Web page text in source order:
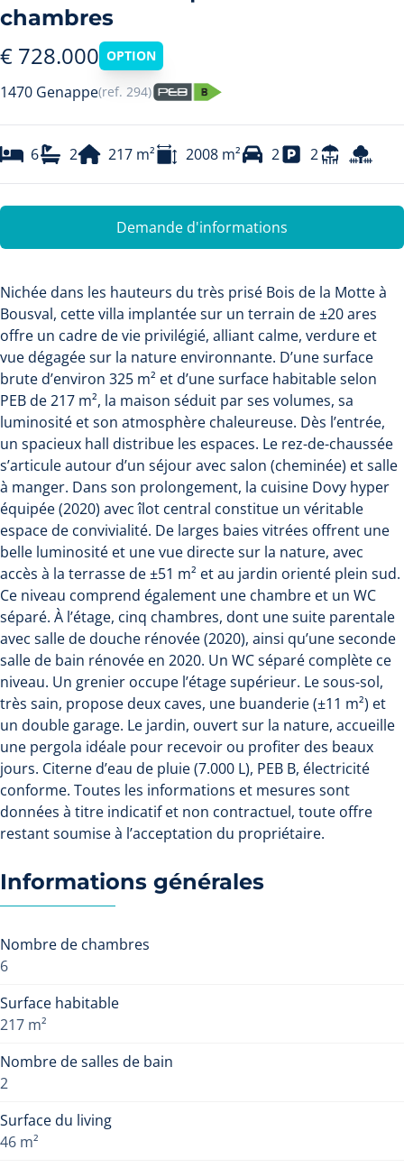
chambres
€ 728.000 OPTION
1470 Genappe(ref. 294)
6 2 217 m² 2008 m² 2 2
Demande d'informations
Nichée dans les hauteurs du très prisé Bois de la Motte à
Bousval, cette villa implantée sur un terrain de ±20 ares
offre un cadre de vie privilégié, alliant calme, verdure et
vue dégagée sur la nature environnante. D’une surface
brute d’environ 325 m² et d’une surface habitable selon
PEB de 217 m², la maison séduit par ses volumes, sa
luminosité et son atmosphère chaleureuse. Dès l’entrée,
un spacieux hall distribue les espaces. Le rez-de-chaussée
s’articule autour d’un séjour avec salon (cheminée) et salle
à manger. Dans son prolongement, la cuisine Dovy hyper
équipée (2020) avec îlot central constitue un véritable
espace de convivialité. De larges baies vitrées offrent une
belle luminosité et une vue directe sur la nature, avec
accès à la terrasse de ±51 m² et au jardin orienté plein sud.
Ce niveau comprend également une chambre et un WC
séparé. À l’étage, cinq chambres, dont une suite parentale
avec salle de douche rénovée (2020), ainsi qu’une seconde
salle de bain rénovée en 2020. Un WC séparé complète ce
niveau. Un grenier occupe l’étage supérieur. Le sous-sol,
très sain, propose deux caves, une buanderie (±11 m²) et
un double garage. Le jardin, ouvert sur la nature, accueille
une pergola idéale pour recevoir ou profiter des beaux
jours. Citerne d’eau de pluie (7.000 L), PEB B, électricité
conforme. Toutes les informations et mesures sont
données à titre indicatif et non contractuel, toute offre
restant soumise à l’acceptation du propriétaire.
Informations générales
Nombre de chambres
6
Surface habitable
217 m²
Nombre de salles de bain
2
Surface du living
46 m²